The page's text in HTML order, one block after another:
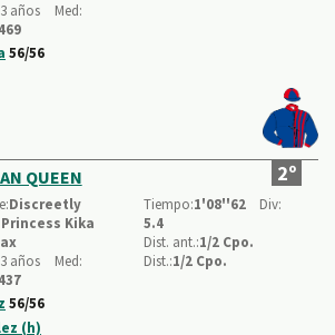
3 años
Med:
469
56/56
QUEEN 2º
Discreetly
Kika
3 años
Med:
437
Tiempo:1'08''62
Div:
5.4
Dist. ant.:1/2 Cpo.
Dist.:1/2 Cpo.
56/56
(h)